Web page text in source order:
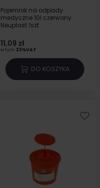
Pojemnik na odpady
medyczne 10l czerwony
Neuplast 1szt
11,09 zł
w tym 23%VAT
DO KOSZYKA